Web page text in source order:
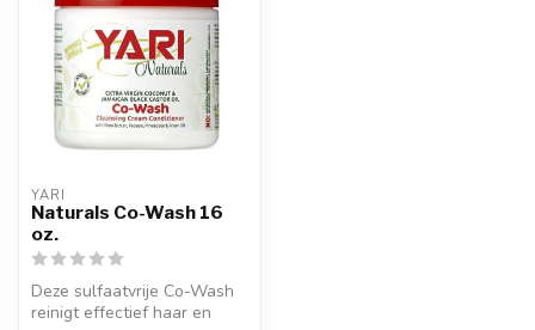
YARI
Naturals Co-Wash 16
oz.
Deze sulfaatvrije Co-Wash
reinigt effectief haar en